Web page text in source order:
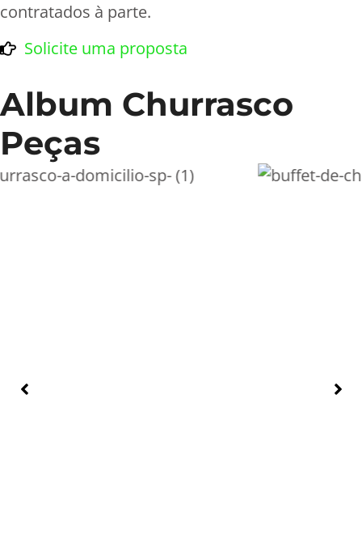
contratados à parte.
Solicite uma proposta
Album Churrasco
Peças